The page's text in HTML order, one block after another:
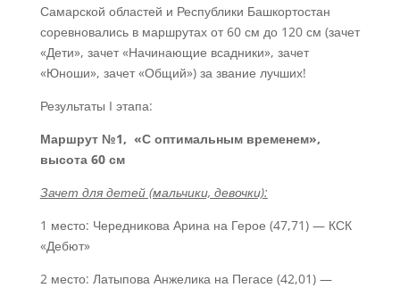
Самарской областей и Республики Башкортостан
соревновались в маршрутах от 60 см до 120 см (зачет
«Дети», зачет «Начинающие всадники», зачет
«Юноши», зачет «Общий») за звание лучших!
Результаты I этапа:
Маршрут №1, «С оптимальным временем»,
высота 60 см
Зачет для детей (мальчики, девочки):
1 место: Чередникова Арина на Герое (47,71) — КСК
«Дебют»
2 место: Латыпова Анжелика на Пегасе (42,01) —